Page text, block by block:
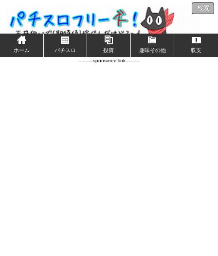
検索
ホーム パチスロ 投資 趣味その他 収支
----------sponsored link----------